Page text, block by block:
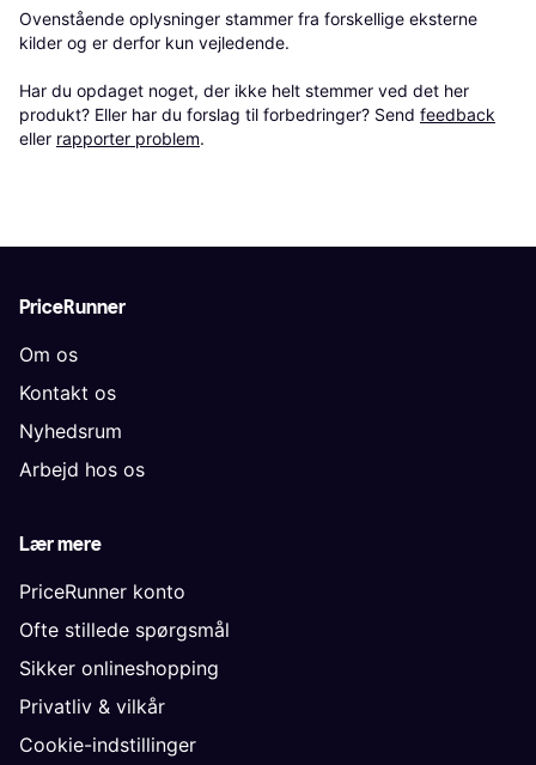
Ovenstående oplysninger stammer fra forskellige eksterne
kilder og er derfor kun vejledende.
Har du opdaget noget, der ikke helt stemmer ved det her
produkt? Eller har du forslag til forbedringer? Send feedback
eller rapporter problem.
PriceRunner
Om os
Kontakt os
Nyhedsrum
Arbejd hos os
Lær mere
PriceRunner konto
Ofte stillede spørgsmål
Sikker onlineshopping
Privatliv & vilkår
Cookie-indstillinger